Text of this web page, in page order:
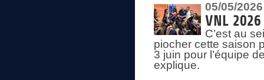
05/05/2026
VNL
C’est au
piocher cette saison
3 juin pour l’équipe
explique.